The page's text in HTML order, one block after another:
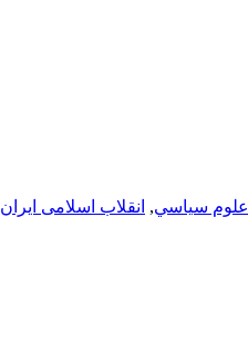
علوم سياسي, انقلاب اسلامی ایران